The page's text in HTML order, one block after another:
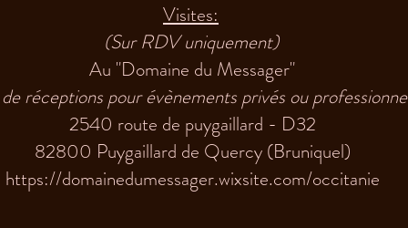
Visites:
(Sur RDV uniquement)
Au "Domaine du Messager"
réceptions pour évènements privés ou
2540 route de puygaillard - D32
82800 Puygaillard de Quercy (Bruniquel)
https://domainedumessager.wixsite.com/occitanie